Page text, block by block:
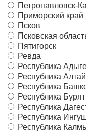
Петропавловск-
Приморский край
Псков
Псковская
Пятигорск
Ревда
Республика
Республика Алтай
Республика
Республика
Республика
Республика
Республика